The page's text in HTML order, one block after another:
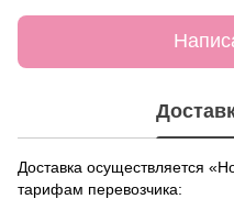
Доставка осуществляется
тарифам перевозчика: